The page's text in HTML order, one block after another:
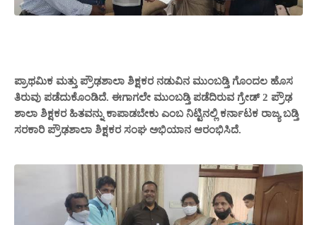
ಪ್ರಾಥಮಿಕ ಮತ್ತು ಪ್ರೌಢಶಾಲಾ ಶಿಕ್ಷಕರ ನಡುವಿನ ಮುಂಬಡ್ತಿ ಗೊಂದಲ ಹೊಸ
ತಿರುವು ಪಡೆದುಕೊಂಡಿದೆ. ಈಗಾಗಲೇ ಮುಂಬಡ್ತಿ ಪಡೆದಿರುವ ಗ್ರೇಡ್ 2 ಪ್ರೌಢ
ಶಾಲಾ ಶಿಕ್ಷಕರ ಹಿತವನ್ನು ಕಾಪಾಡಬೇಕು ಎಂಬ ನಿಟ್ಟಿನಲ್ಲಿ ಕರ್ನಾಟಕ ರಾಜ್ಯ ಬಡ್ತಿ
ಸರಕಾರಿ ಪ್ರೌಢಶಾಲಾ ಶಿಕ್ಷಕರ ಸಂಘ ಅಭಿಯಾನ ಆರಂಭಿಸಿದೆ.